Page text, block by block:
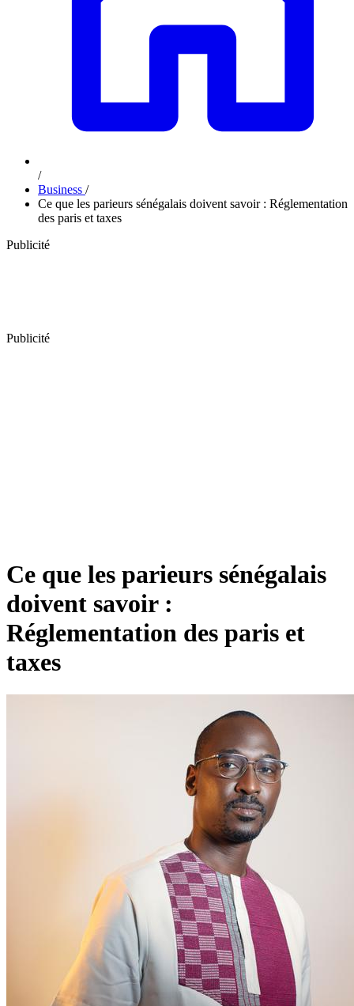
/
Business /
Ce que les parieurs sénégalais doivent savoir : Réglementation
des paris et taxes
Publicité
Publicité
Ce que les parieurs sénégalais
doivent savoir :
Réglementation des paris et
taxes